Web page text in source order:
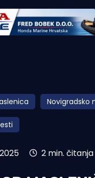
Novigradsko
2 min. čitanja